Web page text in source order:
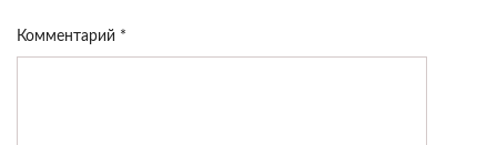
Комментарий *